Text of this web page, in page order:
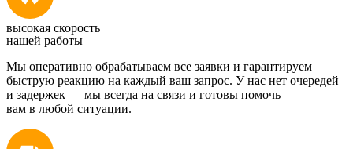
высокая скорость
нашей работы
Мы оперативно обрабатываем все заявки и гарантируем
быструю реакцию на каждый ваш запрос. У нас нет очередей
и задержек — мы всегда на связи и готовы помочь
вам в любой ситуации.